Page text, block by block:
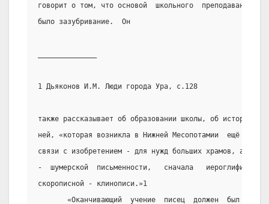
говорит о том, что основой  школьного  преподавания  в
было зазубривание.  Он
1 Дьяконов И.М. Люди города Ура, с.128
также рассказывает об образовании школы, об истории
ней, «которая возникла в Нижней Месопотамии  ещё
связи с изобретением - для нужд больших храмов, а
-  шумерской  письменности,   сначала
скорописной - клинописи.»1
«Оканчивающий  учение  писец  должен  был